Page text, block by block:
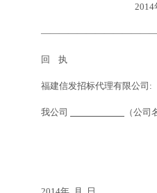
2014年1月
回 执
福建信发招标代理有限公司:
我公司 （公